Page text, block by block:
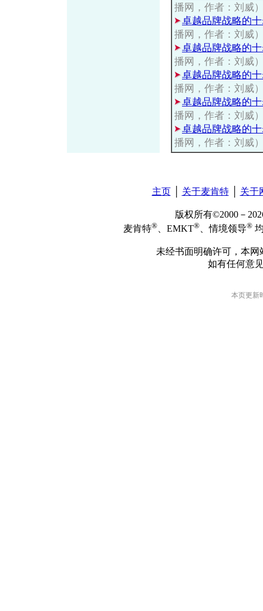
播网，作者：刘威
卓越品牌战略的
播网，作者：刘威
卓越品牌战略的
播网，作者：刘威
卓越品牌战略的
播网，作者：刘威
卓越品牌战略的
播网，作者：刘威
卓越品牌战略的
播网，作者：刘威
主页│ 关于麦肯特│ 关于
版权所有©2000－
麦肯特® 、EMKT® 、情境领导®
未经书面明确许可，本
如有任何意
本页更新